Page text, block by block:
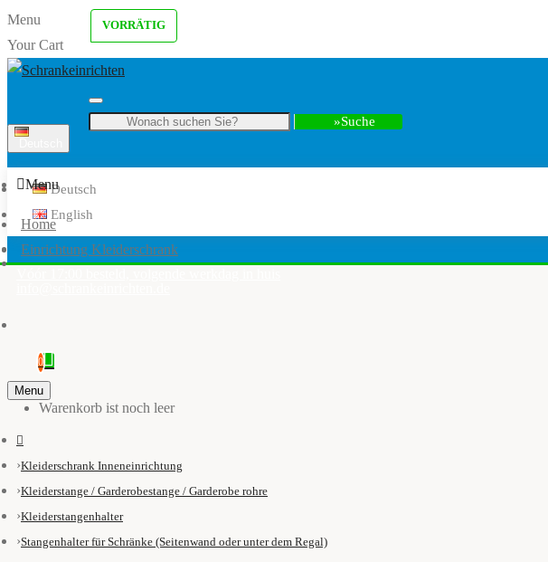
Menu
Your Cart
Suche
Deutsch
English
0
Warenkorb ist noch leer
Menu
Home
Einrichtung Kleiderschrank
Menu
Kleiderschrank Inneneinrichtung
Kleiderstange / Garderobestange / Garderobe rohre
Kleiderstangenhalter
Stangenhalter für Schränke (Seitenwand oder unter dem Regal)
VORRÄTIG